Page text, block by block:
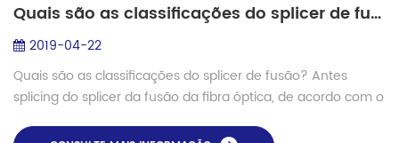
Quais são as classificações do splicer de fusão?
2019-04-22
Quais são as classificações do splicer de fusão? Antes
splicing do splicer da fusão da fibra óptica, de acordo com o